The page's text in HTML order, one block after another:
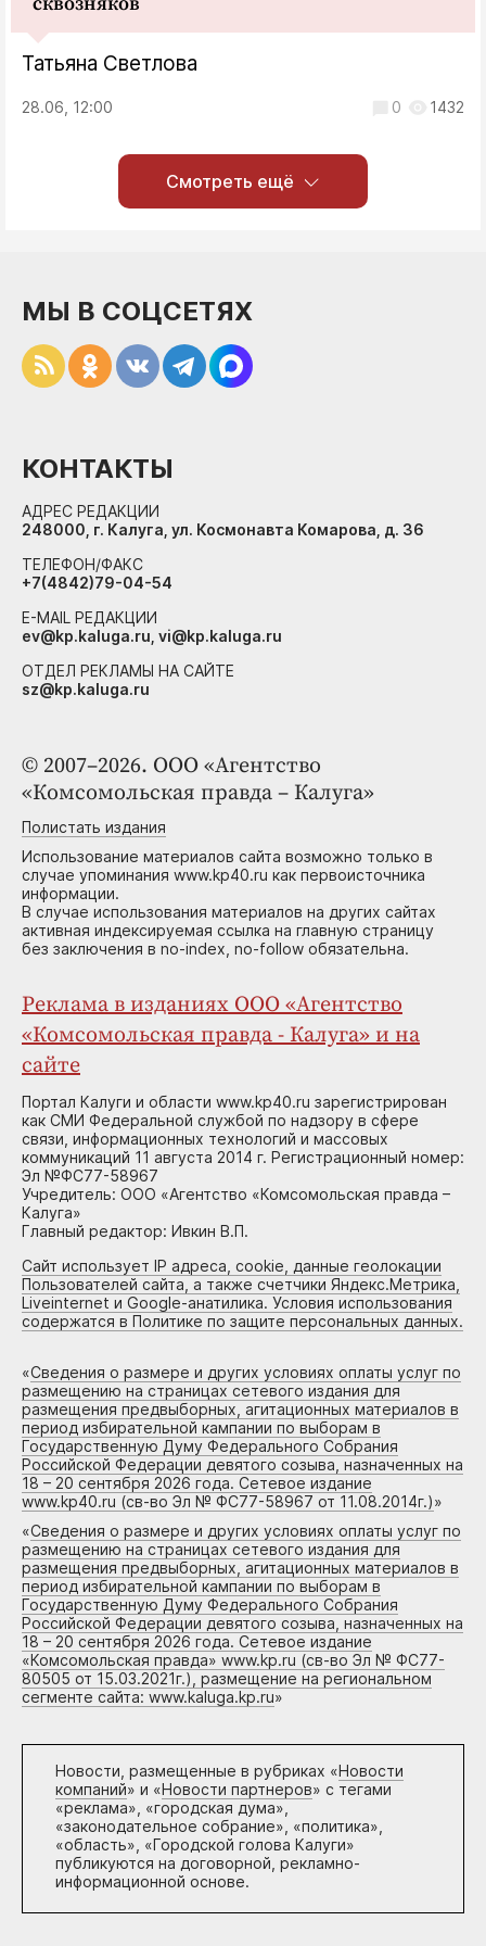
Татьяна Светлова
28.06, 12:00 0 1432
Смотреть ещё
© 2007–2026. ООО «Агентство
«Комсомольская правда – Калуга»
Полистать издания
Использование материалов сайта возможно только в
случае упоминания www.kp40.ru как первоисточника
информации.
В случае использования материалов на других сайтах
активная индексируемая ссылка на главную страницу
без заключения в no-index, no-follow обязательна.
Реклама в изданиях ООО «Агентство
«Комсомольская правда - Калуга» и на
сайте
Портал Калуги и области www.kp40.ru зарегистрирован
как СМИ Федеральной службой по надзору в сфере
связи, информационных технологий и массовых
коммуникаций 11 августа 2014 г. Регистрационный номер:
Эл №ФС77-58967
Учредитель: ООО «Агентство «Комсомольская правда –
Калуга»
Главный редактор: Ивкин В.П.
Сайт использует IP адреса, cookie, данные геолокации
Пользователей сайта, а также счетчики Яндекс.Метрика,
Liveinternet и Google-анатилика. Условия использования
содержатся в Политике по защите персональных данных.
«Сведения о размере и других условиях оплаты услуг по
размещению на страницах сетевого издания для
размещения предвыборных, агитационных материалов в
период избирательной кампании по выборам в
Государственную Думу Федерального Собрания
Российской Федерации девятого созыва, назначенных на
18 – 20 сентября 2026 года. Сетевое издание
www.kp40.ru (св-во Эл № ФС77-58967 от 11.08.2014г.)»
«Сведения о размере и других условиях оплаты услуг по
размещению на страницах сетевого издания для
размещения предвыборных, агитационных материалов в
период избирательной кампании по выборам в
Государственную Думу Федерального Собрания
Российской Федерации девятого созыва, назначенных на
18 – 20 сентября 2026 года. Сетевое издание
«Комсомольская правда» www.kp.ru (св-во Эл № ФС77-
80505 от 15.03.2021г.), размещение на региональном
сегменте сайта: www.kaluga.kp.ru»
Новости, размещенные в рубриках «Новости
компаний» и «Новости партнеров» с тегами
«реклама», «городская дума»,
«законодательное собрание», «политика»,
«область», «Городской голова Калуги»
публикуются на договорной, рекламно-
информационной основе.
МЫ В СОЦСЕТЯХ
КОНТАКТЫ
АДРЕС РЕДАКЦИИ
248000, г. Калуга, ул. Космонавта Комарова, д. 36
ТЕЛЕФОН/ФАКС
+7(4842)79-04-54
E-MAIL РЕДАКЦИИ
ev@kp.kaluga.ru, vi@kp.kaluga.ru
ОТДЕЛ РЕКЛАМЫ НА САЙТЕ
sz@kp.kaluga.ru